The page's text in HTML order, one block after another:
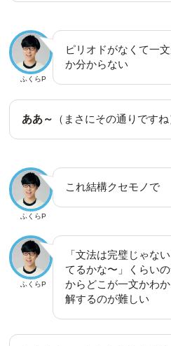
ふくらP
ピリオドがなくて一
か分からない
ああ～ （まさにその通りですね
ふくらP
これ結構クセモノで
ふくらP
「文法は完璧じゃな
てるかな〜」くらい
からどこが一文かわ
解するのが難しい